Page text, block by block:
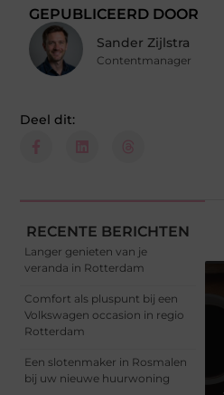
GEPUBLICEERD DOOR
Sander Zijlstra
Contentmanager
Deel dit:
RECENTE BERICHTEN
Langer genieten van je
veranda in Rotterdam
Comfort als pluspunt bij een
Volkswagen occasion in regio
Rotterdam
Een slotenmaker in Rosmalen
bij uw nieuwe huurwoning